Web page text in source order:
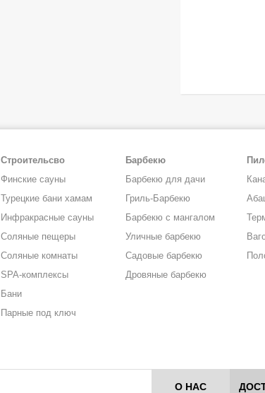
Строительсво
Финские сауны
Турецкие бани хамам
Инфракрасные сауны
Соляные пещеры
Соляные комнаты
SPA-комплексы
Бани
Парные под ключ
Барбекю
Барбекю для дачи
Гриль-Барбекю
Барбекю с мангалом
Уличные барбекю
Садовые барбекю
Дровяные барбекю
О НАС